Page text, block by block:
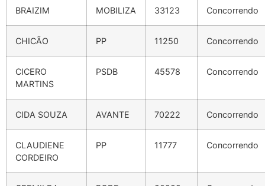
BRAIZIM MOBILIZA 33123 Concorrendo
CHICÃO PP 11250 Concorrendo
CICERO
MARTINS
PSDB 45578 Concorrendo
CIDA SOUZA AVANTE 70222 Concorrendo
CLAUDIENE
CORDEIRO
PP 11777 Concorrendo